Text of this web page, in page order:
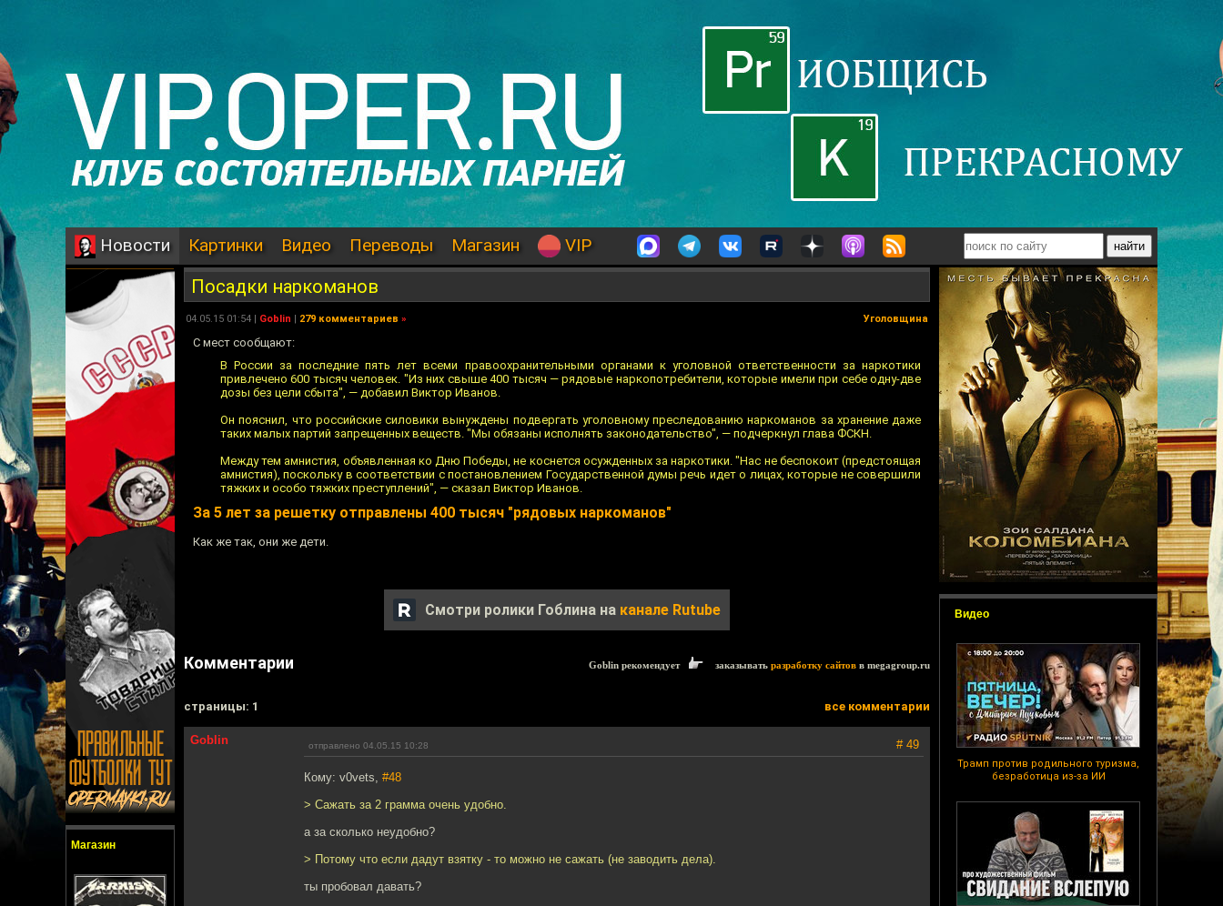
Новости Картинки Видео Переводы Магазин VIP
Магазин
Видео
Трамп против родильного туризма,
безработица из-за ИИ
Посадки наркоманов
04.05.15 01:54 | Goblin | 279 комментариев » Уголовщина
С мест сообщают:
В России за последние пять лет всеми правоохранительными органами к уголовной ответственности за наркотики
привлечено 600 тысяч человек. "Из них свыше 400 тысяч — рядовые наркопотребители, которые имели при себе одну-две
дозы без цели сбыта", — добавил Виктор Иванов.
Он пояснил, что российские силовики вынуждены подвергать уголовному преследованию наркоманов за хранение даже
таких малых партий запрещенных веществ. "Мы обязаны исполнять законодательство", — подчеркнул глава ФСКН.
Между тем амнистия, объявленная ко Дню Победы, не коснется осужденных за наркотики. "Нас не беспокоит (предстоящая
амнистия), поскольку в соответствии с постановлением Государственной думы речь идет о лицах, которые не совершили
тяжких и особо тяжких преступлений", — сказал Виктор Иванов.
За 5 лет за решетку отправлены 400 тысяч "рядовых наркоманов"
Как же так, они же дети.
Смотри ролики Гоблина на канале Rutube
Комментарии Goblin рекомендует заказывать разработку сайтов в megagroup.ru
cтраницы: 1 все комментарии
Goblin отправлено 04.05.15 10:28 # 49
Кому: v0vets, #48
> Сажать за 2 грамма очень удобно.
а за сколько неудобно?
> Потому что если дадут взятку - то можно не сажать (не заводить дела).
ты пробовал давать?